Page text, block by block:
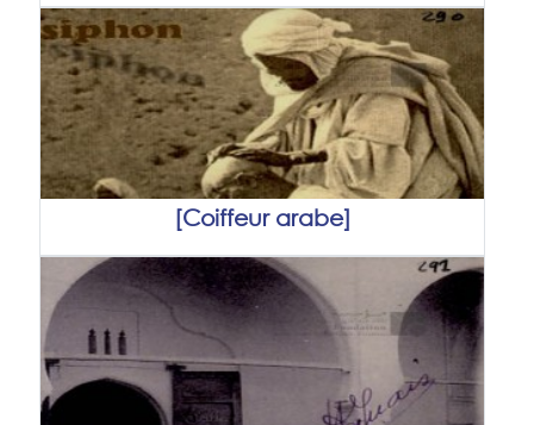
[Coiffeur arabe]